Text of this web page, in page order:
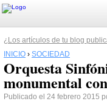
¿Los artículos de tu blog
INICIO › SOCIEDAD
Orquesta
monumental
Publicado el 24 febrero 2015